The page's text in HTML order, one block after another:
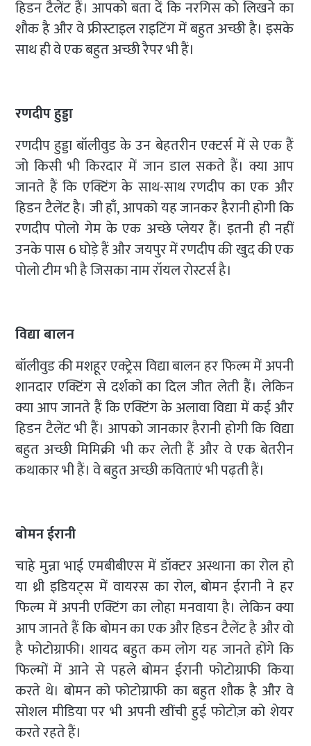
हिडन टैलेंट हैं। आपको बता दें कि नरगिस को लिखने का
शौक है और वे फ्रीस्टाइल राइटिंग में बहुत अच्छी है। इसके
साथ ही वे एक बहुत अच्छी रैपर भी हैं।
रणदीप हुड्डा
रणदीप हुड्डा बॉलीवुड के उन बेहतरीन एक्टर्स में से एक हैं
जो किसी भी किरदार में जान डाल सकते हैं। क्या आप
जानते हैं कि एक्टिंग के साथ-साथ रणदीप का एक और
हिडन टैलेंट है। जी हाँ, आपको यह जानकर हैरानी होगी कि
रणदीप पोलो गेम के एक अच्छे प्लेयर हैं। इतनी ही नहीं
उनके पास 6 घोड़े हैं और जयपुर में रणदीप की खुद की एक
पोलो टीम भी है जिसका नाम रॉयल रोस्टर्स है।
विद्या बालन
बॉलीवुड की मशहूर एक्ट्रेस विद्या बालन हर फिल्म में अपनी
शानदार एक्टिंग से दर्शकों का दिल जीत लेती हैं। लेकिन
क्या आप जानते हैं कि एक्टिंग के अलावा विद्या में कई और
हिडन टैलेंट भी हैं। आपको जानकार हैरानी होगी कि विद्या
बहुत अच्छी मिमिक्री भी कर लेती हैं और वे एक बेतरीन
कथाकार भी हैं। वे बहुत अच्छी कविताएं भी पढ़ती हैं।
बोमन ईरानी
चाहे मुन्ना भाई एमबीबीएस में डॉक्टर अस्थाना का रोल हो
या थ्री इडियट्स में वायरस का रोल, बोमन ईरानी ने हर
फिल्म में अपनी एक्टिंग का लोहा मनवाया है। लेकिन क्या
आप जानते हैं कि बोमन का एक और हिडन टैलेंट है और वो
है फोटोग्राफी। शायद बहुत कम लोग यह जानते होंगे कि
फिल्मों में आने से पहले बोमन ईरानी फोटोग्राफी किया
करते थे। बोमन को फोटोग्राफी का बहुत शौक है और वे
सोशल मीडिया पर भी अपनी खींची हुई फोटोज़ को शेयर
करते रहते हैं।